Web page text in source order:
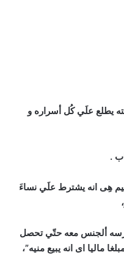
يطلع علَي كُل أسراره و
.
هِى انه يشترط علَي نساءَ
ألجنس معه حتّي تحصل
ماليا اى انه يبيع منيه”،